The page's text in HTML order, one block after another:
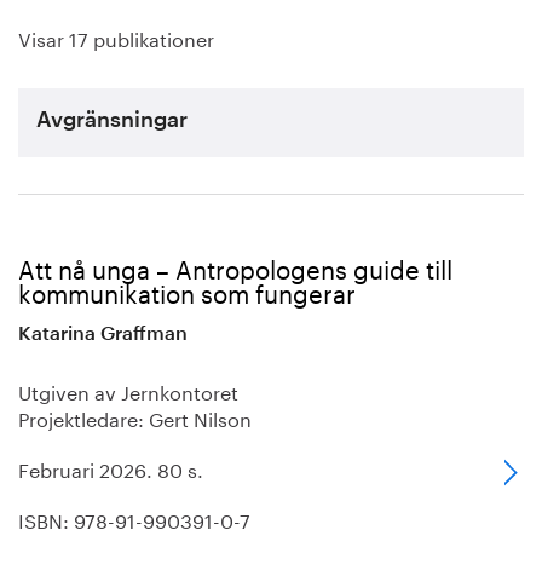
Publicerat
Visar 17 publikationer
Avgränsningar
Att nå unga – Antropologens guide till
kommunikation som fungerar
Katarina Graffman
Utgiven av Jernkontoret
Projektledare: Gert Nilson
Februari 2026. 80 s.
ISBN: 978-91-990391-0-7